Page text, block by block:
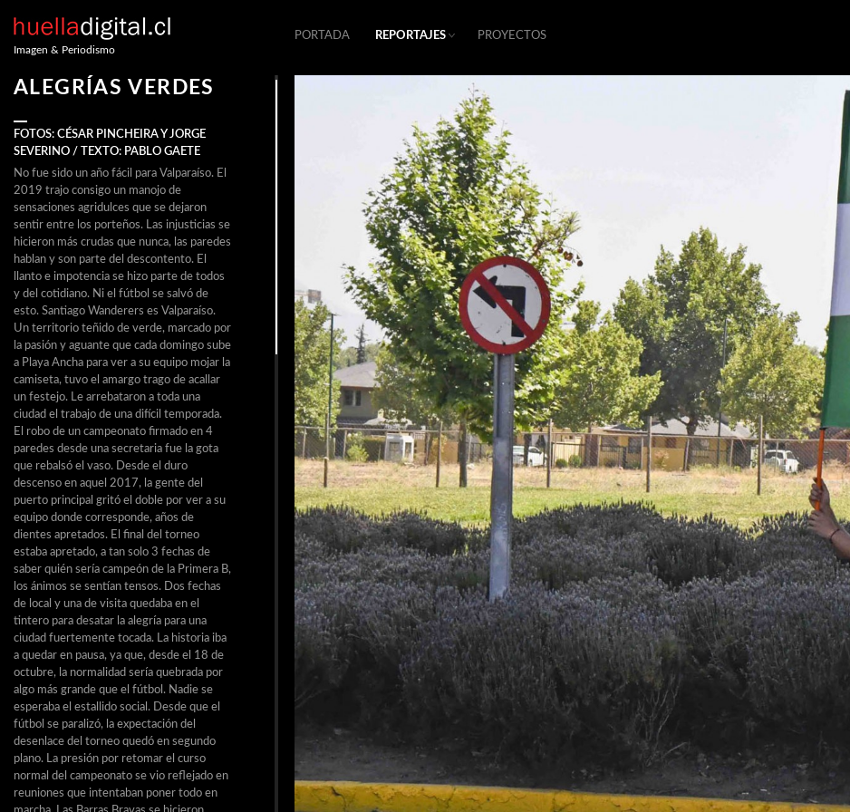
Imagen & Periodismo
PORTADA REPORTAJES PROYECTOS
ALEGRÍAS VERDES
FOTOS: CÉSAR PINCHEIRA Y JORGE
SEVERINO / TEXTO: PABLO GAETE
No fue sido un año fácil para Valparaíso. El
2019 trajo consigo un manojo de
sensaciones agridulces que se dejaron
sentir entre los porteños. Las injusticias se
hicieron más crudas que nunca, las paredes
hablan y son parte del descontento. El
llanto e impotencia se hizo parte de todos
y del cotidiano. Ni el fútbol se salvó de
esto. Santiago Wanderers es Valparaíso.
Un territorio teñido de verde, marcado por
la pasión y aguante que cada domingo sube
a Playa Ancha para ver a su equipo mojar la
camiseta, tuvo el amargo trago de acallar
un festejo. Le arrebataron a toda una
ciudad el trabajo de una difícil temporada.
El robo de un campeonato firmado en 4
paredes desde una secretaria fue la gota
que rebalsó el vaso. Desde el duro
descenso en aquel 2017, la gente del
puerto principal gritó el doble por ver a su
equipo donde corresponde, años de
dientes apretados. El final del torneo
estaba apretado, a tan solo 3 fechas de
saber quién sería campeón de la Primera B,
los ánimos se sentían tensos. Dos fechas
de local y una de visita quedaba en el
tintero para desatar la alegría para una
ciudad fuertemente tocada. La historia iba
a quedar en pausa, ya que, desde el 18 de
octubre, la normalidad sería quebrada por
algo más grande que el fútbol. Nadie se
esperaba el estallido social. Desde que el
fútbol se paralizó, la expectación del
desenlace del torneo quedó en segundo
plano. La presión por retomar el curso
normal del campeonato se vio reflejado en
reuniones que intentaban poner todo en